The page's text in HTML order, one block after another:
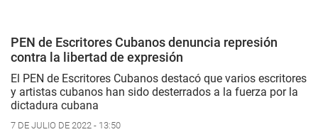
PEN de Escritores Cubanos denuncia represión
contra la libertad de expresión
El PEN de Escritores Cubanos destacó que varios escritores
y artistas cubanos han sido desterrados a la fuerza por la
dictadura cubana
7 DE JULIO DE 2022 - 13:50